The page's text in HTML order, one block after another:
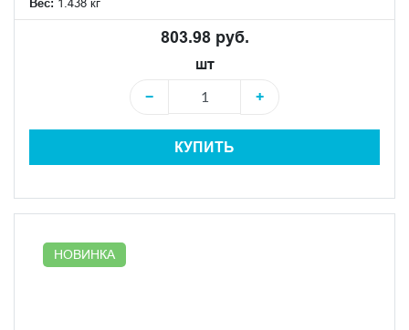
803.98 руб.
шт
−
+
КУПИТЬ
НОВИНКА